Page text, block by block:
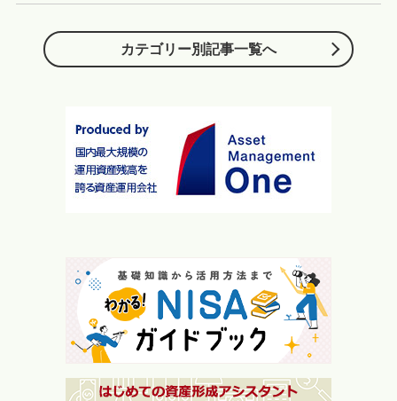
カテゴリー別記事一覧へ